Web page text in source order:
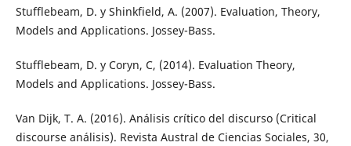
Stufflebeam, D. y Shinkfield, A. (2007). Evaluation, Theory,
Models and Applications. Jossey-Bass.
Stufflebeam, D. y Coryn, C, (2014). Evaluation Theory,
Models and Applications. Jossey-Bass.
Van Dijk, T. A. (2016). Análisis crítico del discurso (Critical
discourse análisis). Revista Austral de Ciencias Sociales, 30,